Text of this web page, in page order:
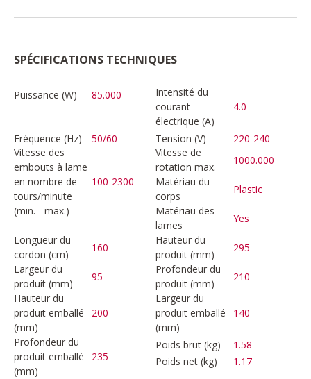
SPÉCIFICATIONS TECHNIQUES
Puissance (W) 85.000
Intensité du
courant
électrique (A)
4.0
Fréquence (Hz) 50/60 Tension (V)
220-240
Vitesse des
embouts à lame
en nombre de
tours/minute
(min. - max.)
100-2300
Vitesse de
rotation max.
1000.000
Matériau du
corps
Plastic
Matériau des
lames
Yes
Longueur du
cordon (cm)
160
Hauteur du
produit (mm)
295
Largeur du
produit (mm)
95
Profondeur du
produit (mm)
210
Hauteur du
produit emballé
(mm)
200
Largeur du
produit emballé
(mm)
140
Profondeur du
produit emballé
(mm)
235
Poids brut (kg)
1.58
Poids net (kg)
1.17